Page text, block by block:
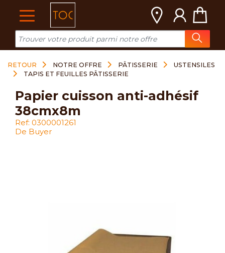
RETOUR NOTRE OFFRE PÂTISSERIE
USTENSILES
TAPIS ET FEUILLES PÂTISSERIE
papier cuisson anti-adhésif
38cmx8m
Ref: 0300001261
De Buyer
Cookies management panel